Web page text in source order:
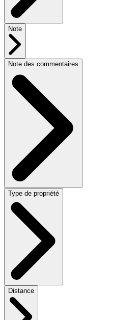
Note
Note des commentaires
Type de propriété
Distance